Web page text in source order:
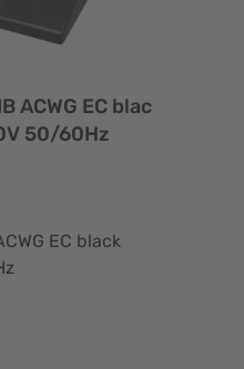
ACWG EC blac
50/60Hz
EC black